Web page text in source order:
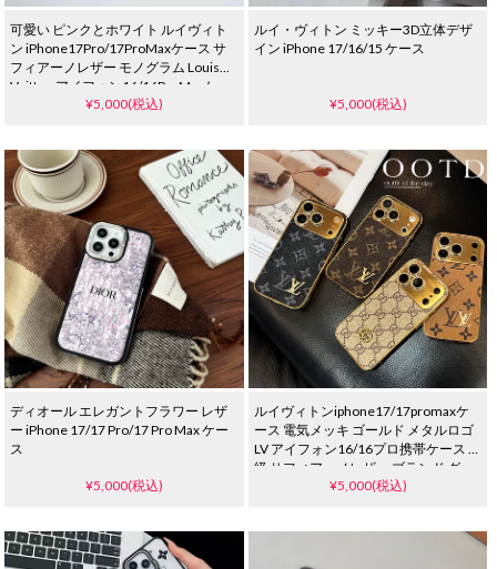
可愛い ピンクとホワイト ルイヴィト
ン iPhone17Pro/17ProMaxケース サ
フィアーノレザー モノグラム Louis
Vuitton アイフォン16/16ProMaxケー
ス カード収納 一体型 レンズ保護 ブラ
¥5,000(税込)
ルイ・ヴィトン ミッキー3D立体デザ
イン iPhone 17/16/15 ケース
¥5,000(税込)
ディオール エレガントフラワー レザ
ー iPhone 17/17 Pro/17 Pro Max ケー
ス
¥5,000(税込)
ルイヴィトンiphone17/17promaxケ
ース 電気メッキ ゴールド メタルロゴ
LV アイフォン16/16プロ携帯ケース 高
级 サフィアーノレザー ブランド グッ
チ iphone 15/14/13 proスマホケース
¥5,000(税込)